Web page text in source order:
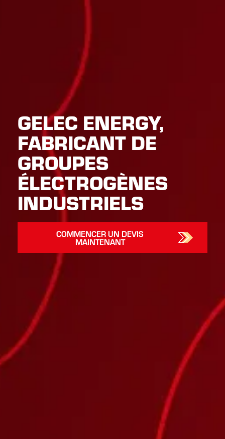
GELEC ENERGY,
FABRICANT DE
GROUPES
ÉLECTROGÈNES
INDUSTRIELS
COMMENCER UN DEVIS
MAINTENANT